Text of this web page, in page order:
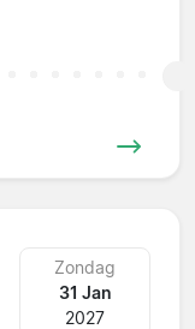
Zondag
31 Jan
2027